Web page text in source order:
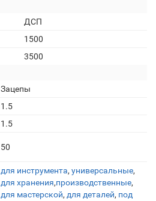
ДСП
1500
3500
Зацепы
1.5
1.5
50
для инструмента, универсальные,
для хранения,производственные,
для мастерской, для деталей, под